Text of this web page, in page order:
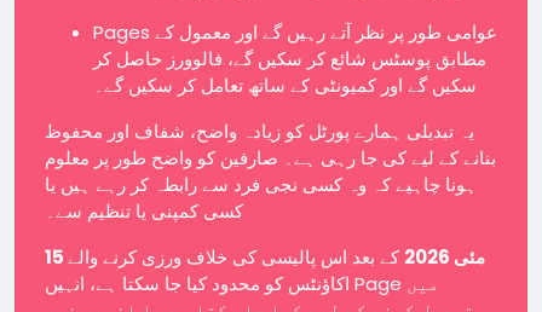
Pages عوامی طور پر نظر آتے رہیں گے اور معمول کے
مطابق پوسٹس شائع کر سکیں گے، فالوورز حاصل کر
سکیں گے اور کمیونٹی کے ساتھ تعامل کر سکیں گے۔
یہ تبدیلی ہمارے پورٹل کو زیادہ واضح، شفاف اور محفوظ
بنانے کے لیے کی جا رہی ہے۔ صارفین کو واضح طور پر معلوم
ہونا چاہیے کہ وہ کسی نجی فرد سے رابطہ کر رہے ہیں یا
کسی کمپنی یا تنظیم سے۔
15 مئی 2026
کے بعد اس پالیسی کی خلاف ورزی کرنے والے
اکاؤنٹس کو محدود کیا جا سکتا ہے، انہیں Page میں